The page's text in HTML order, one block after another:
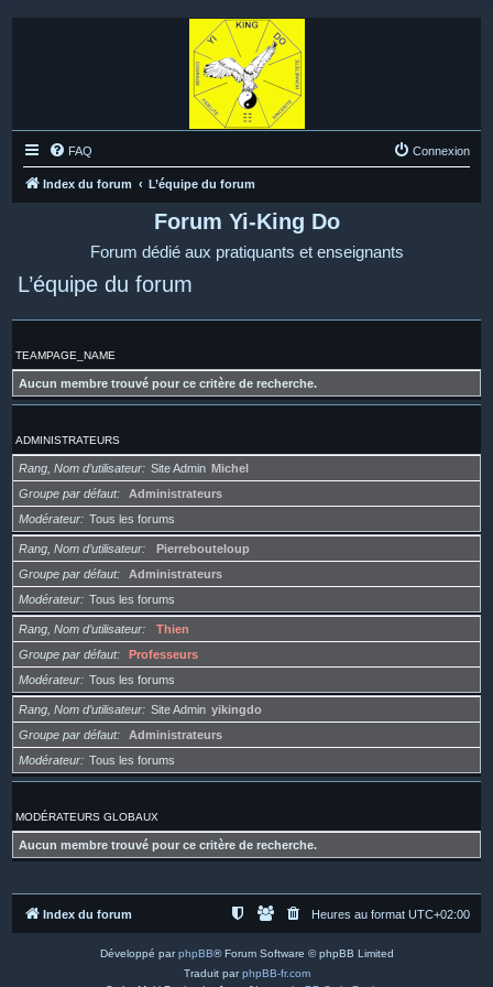
FAQ Connexion
Index du forum L’équipe du forum
Forum Yi-King Do
Forum dédié aux pratiquants et enseignants
L’équipe du forum
TEAMPAGE_NAME
Aucun membre trouvé pour ce critère de recherche.
ADMINISTRATEURS
Rang, Nom d’utilisateur Site Admin Michel
Groupe par défaut
Administrateurs
Modérateur
Tous les forums
Rang, Nom d’utilisateur
Pierrebouteloup
Groupe par défaut
Administrateurs
Modérateur
Tous les forums
Rang, Nom d’utilisateur
Thien
Groupe par défaut
Professeurs
Modérateur
Tous les forums
Rang, Nom d’utilisateur Site Admin yikingdo
Groupe par défaut
Administrateurs
Modérateur
Tous les forums
MODÉRATEURS GLOBAUX
Aucun membre trouvé pour ce critère de recherche.
Index du forum Heures au format UTC+02:00
Développé parphpBB® Forum Software © phpBB Limited
Traduit parphpBB-fr.com